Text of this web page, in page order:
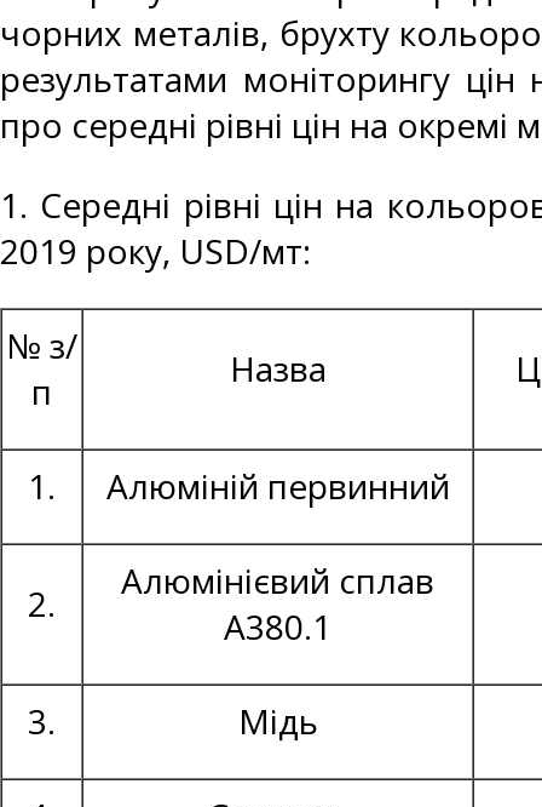
чорних металів, брухту
результатами моніторингу
про середні рівні цін на окремі
1. Середні рівні цін на
2019 року, USD/мт:
№ з/
п
Назва
1. Алюміній первинний
2.
Алюмінієвий сплав
А380.1
3. Мідь